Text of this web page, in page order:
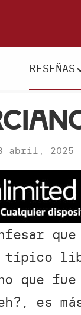
RESEÑAS
abril, 2025
que
fue
es